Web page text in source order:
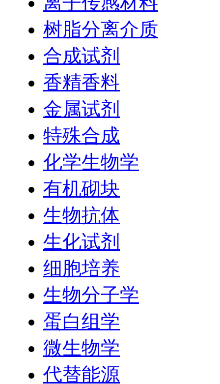
树脂分离介质
合成试剂
香精香料
金属试剂
特殊合成
化学生物学
有机砌块
生物抗体
生化试剂
细胞培养
生物分子学
蛋白组学
微生物学
代替能源